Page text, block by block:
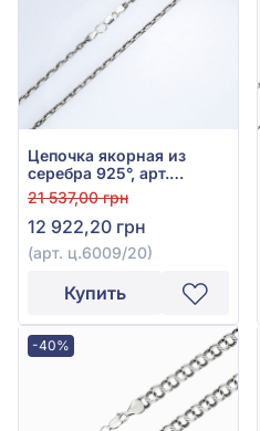
Цепочка якорная из
серебра 925°, арт.
ц.6009/20
21 537,00 грн
12 922,20 грн
(арт. ц.6009/20)
Купить
-40%